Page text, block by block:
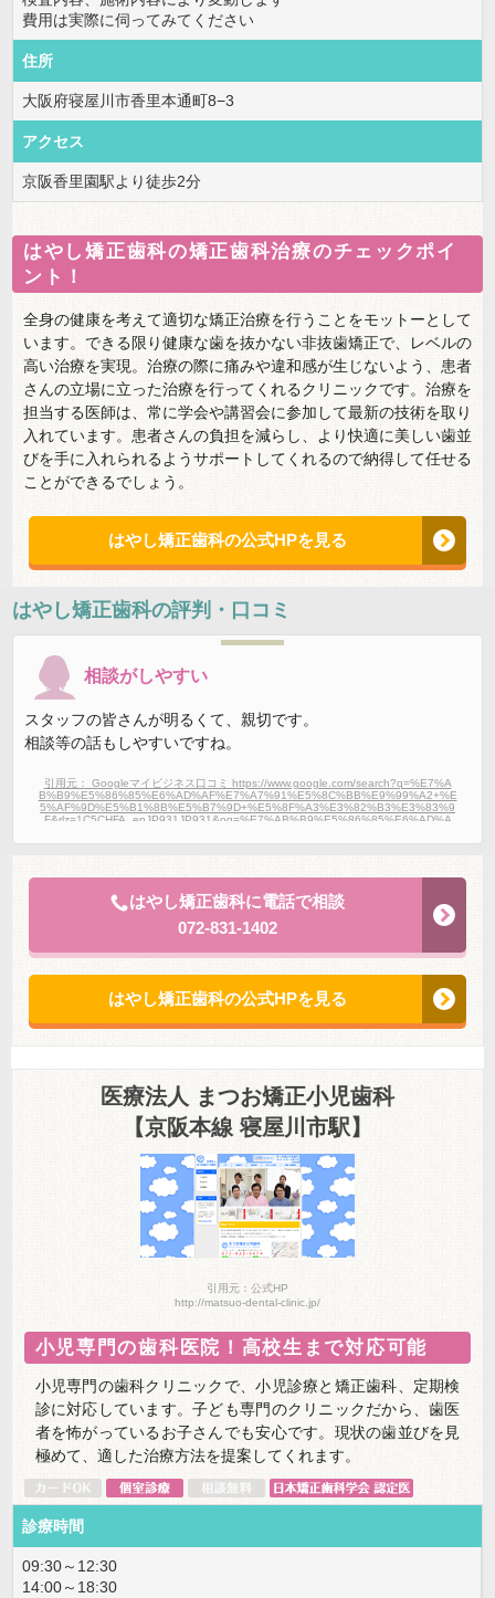
費用は実際に伺ってみてください
住所
大阪府寝屋川市香里本通町8−3
アクセス
京阪香里園駅より徒歩2分
はやし矯正歯科の矯正歯科治療のチェックポイ
ント！
全身の健康を考えて適切な矯正治療を行うことをモットーとして
います。できる限り健康な歯を抜かない非抜歯矯正で、レベルの
高い治療を実現。治療の際に痛みや違和感が生じないよう、患者
さんの立場に立った治療を行ってくれるクリニックです。治療を
担当する医師は、常に学会や講習会に参加して最新の技術を取り
入れています。患者さんの負担を減らし、より快適に美しい歯並
びを手に入れられるようサポートしてくれるので納得して任せる
ことができるでしょう。
はやし矯正歯科の公式HPを見る
はやし矯正歯科の評判・口コミ
相談がしやすい
スタッフの皆さんが明るくて、親切です。
相談等の話もしやすいですね。
引用元： Googleマイビジネス口コミ https://www.google.com/search?q=%E7%A
B%B9%E5%86%85%E6%AD%AF%E7%A7%91%E5%8C%BB%E9%99%A2+%E
5%AF%9D%E5%B1%8B%E5%B7%9D+%E5%8F%A3%E3%82%B3%E3%83%9
F&rlz=1C5CHFA_enJP931JP931&oq=%E7%AB%B9%E5%86%85%E6%AD%A
1%8B%E5%B7%9D%E3%80%80%E5%8F%A3%E3%82%B3%E3%83%9F&aqs
はやし矯正歯科に電話で相談
072-831-1402
はやし矯正歯科の公式HPを見る
医療法人 まつお矯正小児歯科
【京阪本線 寝屋川市駅】
引用元：公式HP
http://matsuo-dental-clinic.jp/
小児専門の歯科医院！高校生まで対応可能
小児専門の歯科クリニックで、小児診療と矯正歯科、定期検
診に対応しています。子ども専門のクリニックだから、歯医
者を怖がっているお子さんでも安心です。現状の歯並びを見
極めて、適した治療方法を提案してくれます。
診療時間
09:30～12:30
14:00～18:30